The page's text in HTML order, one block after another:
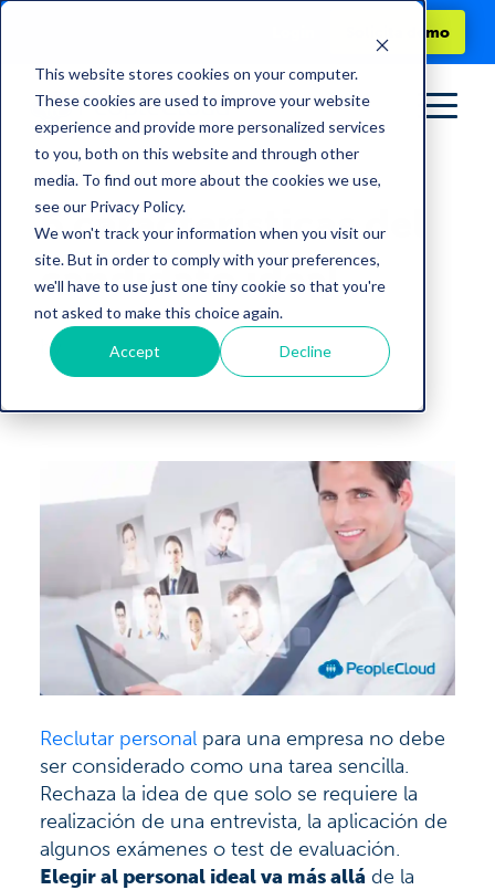
This website stores cookies on your computer.
These cookies are used to improve your website
experience and provide more personalized services
to you, both on this website and through other
media. To find out more about the cookies we use,
see our Privacy Policy.
We won't track your information when you visit our
site. But in order to comply with your preferences,
we'll have to use just one tiny cookie so that you're
not asked to make this choice again.
Accept Decline
Solicita demo
6 características del
candidato ideal
by People Cloud
Reclutar personal para una empresa no debe
ser considerado como una tarea sencilla.
Rechaza la idea de que solo se requiere la
realización de una entrevista, la aplicación de
algunos exámenes o test de evaluación.
Elegir al personal ideal va más allá de la